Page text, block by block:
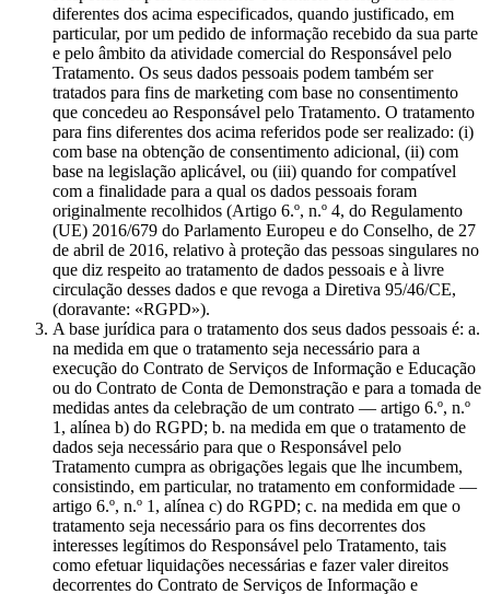
diferentes dos acima especificados, quando justificado, em
particular, por um pedido de informação recebido da sua parte
e pelo âmbito da atividade comercial do Responsável pelo
Tratamento. Os seus dados pessoais podem também ser
tratados para fins de marketing com base no consentimento
que concedeu ao Responsável pelo Tratamento. O tratamento
para fins diferentes dos acima referidos pode ser realizado: (i)
com base na obtenção de consentimento adicional, (ii) com
base na legislação aplicável, ou (iii) quando for compatível
com a finalidade para a qual os dados pessoais foram
originalmente recolhidos (Artigo 6.º, n.º 4, do Regulamento
(UE) 2016/679 do Parlamento Europeu e do Conselho, de 27
de abril de 2016, relativo à proteção das pessoas singulares no
que diz respeito ao tratamento de dados pessoais e à livre
circulação desses dados e que revoga a Diretiva 95/46/CE,
(doravante: «RGPD»).
A base jurídica para o tratamento dos seus dados pessoais é: a.
na medida em que o tratamento seja necessário para a
execução do Contrato de Serviços de Informação e Educação
ou do Contrato de Conta de Demonstração e para a tomada de
medidas antes da celebração de um contrato — artigo 6.º, n.º
1, alínea b) do RGPD; b. na medida em que o tratamento de
dados seja necessário para que o Responsável pelo
Tratamento cumpra as obrigações legais que lhe incumbem,
consistindo, em particular, no tratamento em conformidade —
artigo 6.º, n.º 1, alínea c) do RGPD; c. na medida em que o
tratamento seja necessário para os fins decorrentes dos
interesses legítimos do Responsável pelo Tratamento, tais
como efetuar liquidações necessárias e fazer valer direitos
decorrentes do Contrato de Serviços de Informação e